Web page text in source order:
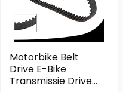
Motorbike Belt
Drive E-Bike
Transmissie Drive